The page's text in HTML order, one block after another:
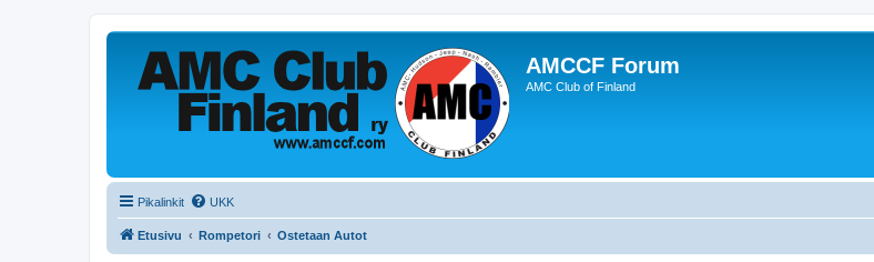
AMCCF Forum
AMC Club of Finland
Pikalinkit UKK
Etusivu Rompetori Ostetaan Autot